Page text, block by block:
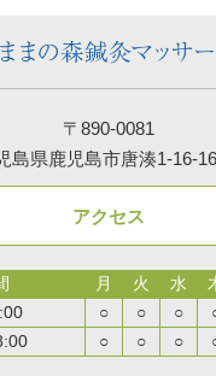
〒890-0081
島県鹿児島市唐湊1-16-
アクセス
月 火 水
○ ○ ○
○ ○ ○